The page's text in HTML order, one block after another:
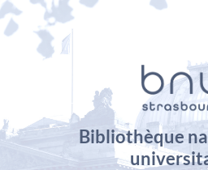
Bibliothèque